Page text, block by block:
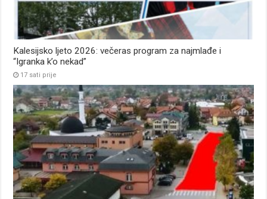
Kalesijsko ljeto 2026: večeras program za najmlađe i
“Igranka k’o nekad”
17 sati prije